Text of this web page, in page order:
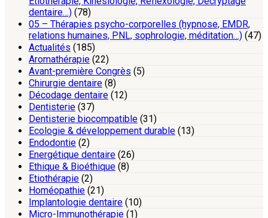
dentaire…) (78)
05 – Thérapies psycho-corporelles (hypnose, EMDR,
relations humaines, PNL, sophrologie, méditation…) (47)
Actualités (185)
Aromathérapie (22)
Avant-première Congrès (5)
Chirurgie dentaire (8)
Décodage dentaire (12)
Dentisterie (37)
Dentisterie biocompatible (31)
Ecologie & développement durable (13)
Endodontie (2)
Energétique dentaire (26)
Ethique & Bioéthique (8)
Etiothérapie (2)
Homéopathie (21)
Implantologie dentaire (10)
Micro-Immunothérapie (1)